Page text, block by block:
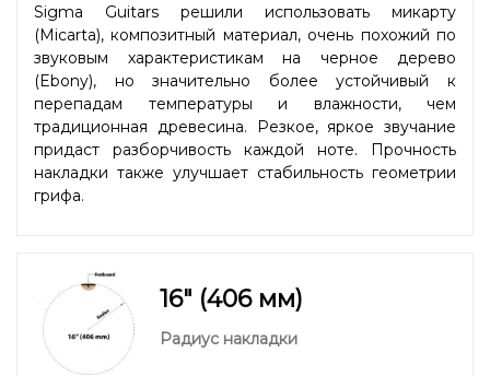
Sigma Guitars решили использовать микарту
(Micarta), композитный материал, очень похожий по
звуковым характеристикам на черное дерево
(Ebony), но значительно более устойчивый к
перепадам температуры и влажности, чем
традиционная древесина. Резкое, яркое звучание
придаст разборчивость каждой ноте. Прочность
накладки также улучшает стабильность геометрии
грифа.
16" (406 мм)
Радиус накладки